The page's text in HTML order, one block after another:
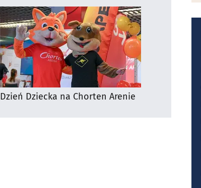
Dzień Dziecka na Chorten Arenie